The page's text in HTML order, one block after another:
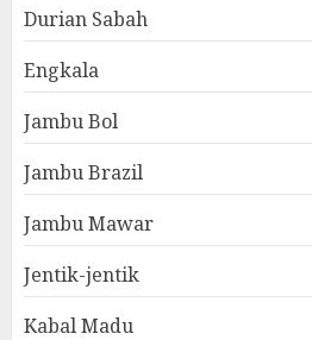
Durian Sabah
Engkala
Jambu Bol
Jambu Brazil
Jambu Mawar
Jentik-jentik
Kabal Madu